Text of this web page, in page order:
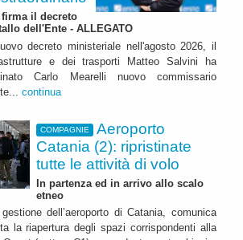
il decreto
dell'Ente - ALLEGATO
decreto ministeriale nell'agosto 2026, il
e dei trasporti Matteo Salvini ha
Carlo Mearelli nuovo commissario
continua
COMPAGNIE
Aeroporto
Catania (2): ripristinate
tutte le attività di volo
In partenza ed in arrivo allo scalo
etneo
dell’aeroporto di Catania, comunica
la riapertura degli spazi corrispondenti alla